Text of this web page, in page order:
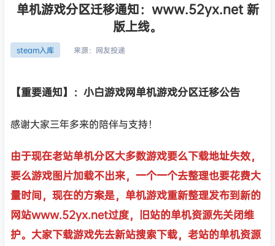
单机游戏分区迁移通知：www.52yx.net 新
版上线。
steam入库 来源： 网友投递
【重要通知】：小白游戏网单机游戏分区迁移公告
感谢大家三年多来的陪伴与支持！
由于现在老站单机分区大多数游戏要么下载地址失效，
要么游戏图片加载不出来，一个一个去整理也要花费大
量时间，现在的方案是，单机游戏重新整理发布到新的
网站www.52yx.net过度，旧站的单机资源先关闭维
护。大家下载游戏先去新站搜索下载，老站的单机资源